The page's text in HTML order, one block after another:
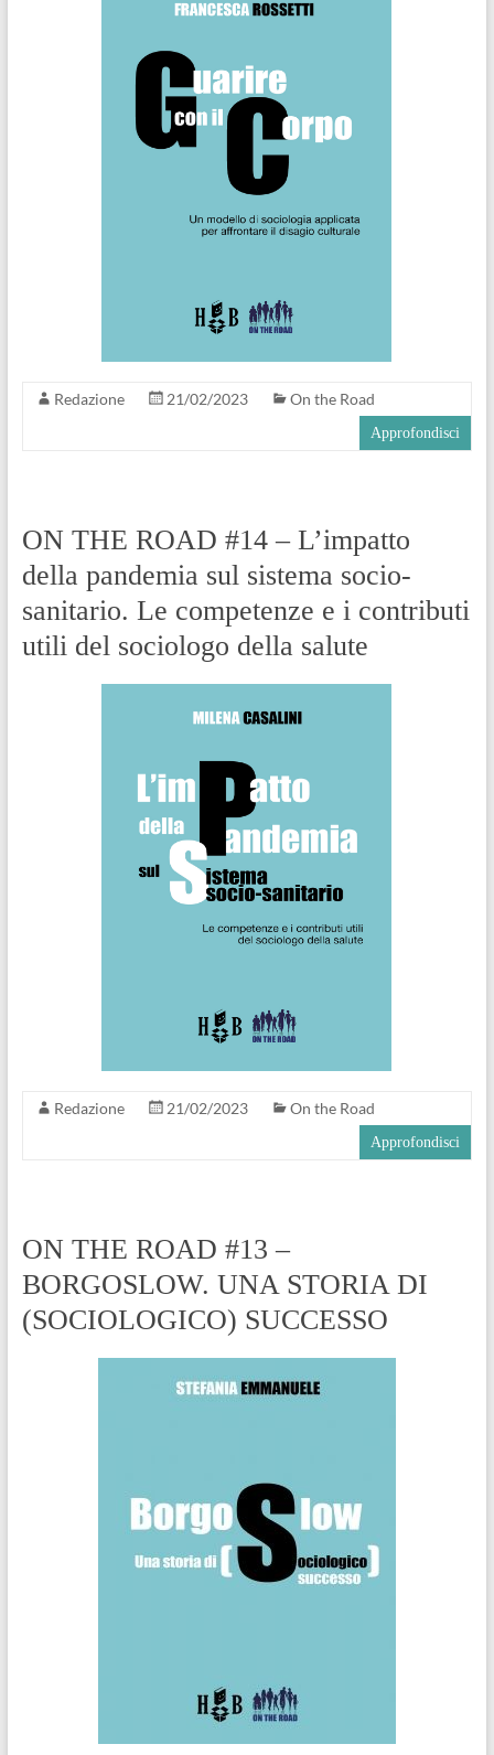
Redazione 21/02/2023 On the Road
Approfondisci
ON THE ROAD #14 – L’impatto
della pandemia sul sistema socio-
sanitario. Le competenze e i contributi
utili del sociologo della salute
Redazione 21/02/2023 On the Road
Approfondisci
ON THE ROAD #13 –
BORGOSLOW. UNA STORIA DI
(SOCIOLOGICO) SUCCESSO